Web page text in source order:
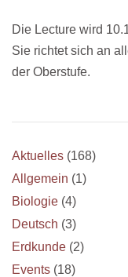
Die Lecture wird
Sie richtet sich an
der Oberstufe.
Aktuelles (168)
Allgemein (1)
Biologie (4)
Deutsch (3)
Erdkunde (2)
Events (18)